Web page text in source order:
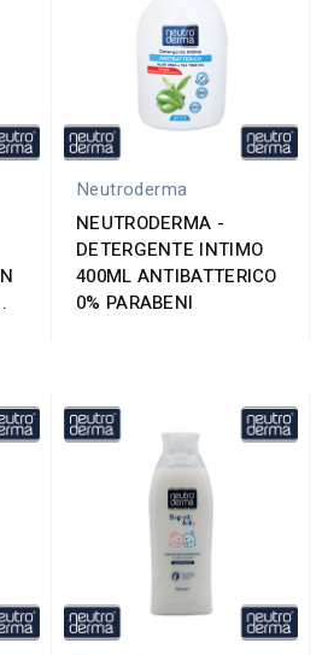
Neutroderma
NEUTRODERMA -
DETERGENTE INTIMO
400ML ANTIBATTERICO
0% PARABENI